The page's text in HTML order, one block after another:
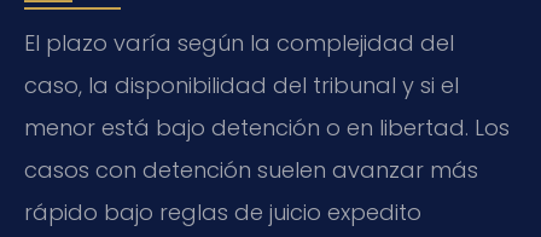
El plazo varía según la complejidad del
caso, la disponibilidad del tribunal y si el
menor está bajo detención o en libertad. Los
casos con detención suelen avanzar más
rápido bajo reglas de juicio expedito